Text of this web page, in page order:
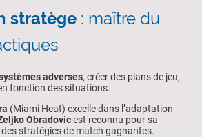
stratège : maître du
adverses, créer des plans de jeu,
fonction des situations.
(Miami Heat) excelle dans l’adaptation
Obradovicest reconnu pour sa
stratégies de match gagnantes.